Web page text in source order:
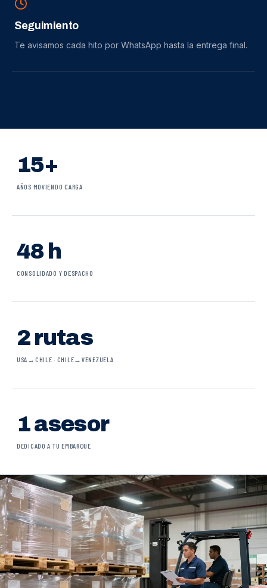
Seguimiento
Te avisamos cada hito por WhatsApp hasta la entrega final.
15+
AÑOS MOVIENDO CARGA
48 h
CONSOLIDADO Y DESPACHO
2 rutas
USA→CHILE · CHILE→VENEZUELA
1 asesor
DEDICADO A TU EMBARQUE